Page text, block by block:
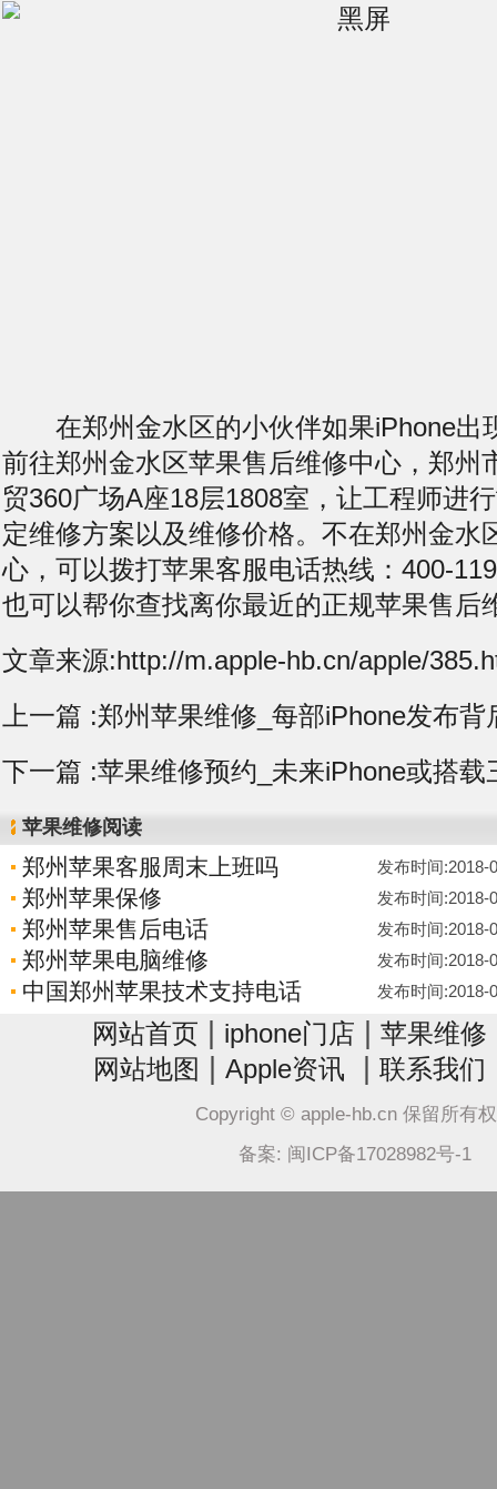
在郑州金水区的小伙伴如果iPhone出
前往郑州金水区苹果售后维修中心，郑州
贸360广场A座18层1808室，让工程师进
定维修方案以及维修价格。不在郑州金水
心，可以拨打苹果客服电话热线：400-
也可以帮你查找离你最近的正规苹果售后
文章来源:http://m.apple-hb.cn/apple/
上一篇 :郑州苹果维修_每部iPhone发布背
下一篇 :苹果维修预约_未来iPhone或搭载
苹果维修阅读
郑州苹果客服周末上班吗 发布时间:2018-
郑州苹果保修 发布时间:2018-
郑州苹果售后电话 发布时间:2018-
郑州苹果电脑维修 发布时间:2018-
中国郑州苹果技术支持电话 发布时间:2018-
网站首页 iphone门店 苹果维修
网站地图 Apple资讯 联系我们
Copyright © apple-hb.cn 保留所有
备案: 闽ICP备17028982号-1